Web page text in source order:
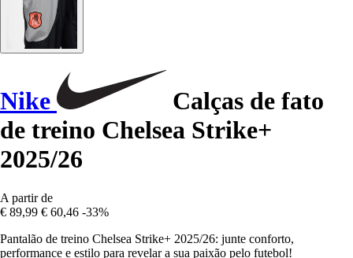
Nike
Calças de fato
de treino Chelsea Strike+
2025/26
A partir de
€ 89,99 € 60,46 -33%
Pantalão de treino Chelsea Strike+ 2025/26: junte conforto,
performance e estilo para revelar a sua paixão pelo futebol!